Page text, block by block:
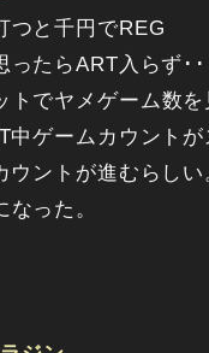
つと千円でREG
ったらART入らず･･
トでヤメゲーム数
中ゲームカウントが
ントが進むらしい
った。